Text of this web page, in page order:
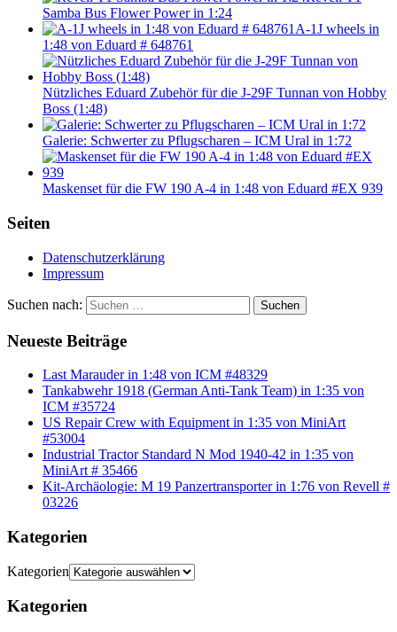
Samba Bus Flower Power in 1:24
A-1J wheels in
1:48 von Eduard # 648761
Nützliches Eduard Zubehör für die J-29F Tunnan von Hobby
Boss (1:48)
Galerie: Schwerter zu Pflugscharen – ICM Ural in 1:72
Maskenset für die FW 190 A-4 in 1:48 von Eduard #EX 939
Seiten
Datenschutzerklärung
Impressum
Suchen nach: Suchen
Neueste Beiträge
Last Marauder in 1:48 von ICM #48329
Tankabwehr 1918 (German Anti-Tank Team) in 1:35 von
ICM #35724
US Repair Crew with Equipment in 1:35 von MiniArt
#53004
Industrial Tractor Standard N Mod 1940-42 in 1:35 von
MiniArt # 35466
Kit-Archäologie: M 19 Panzertransporter in 1:76 von Revell #
03226
Kategorien
Kategorien
Kategorien